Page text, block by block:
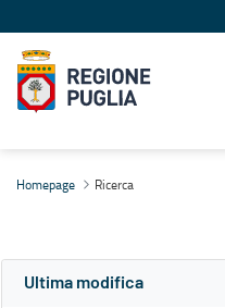
Homepage Ricerca
Ultima modifica